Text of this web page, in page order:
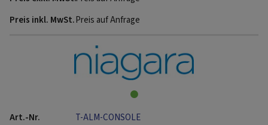
Preis auf Anfrage
T-ALM-CONSOLE